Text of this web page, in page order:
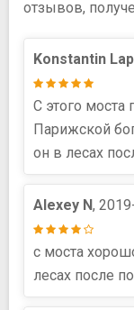
отзывов,
Konstantin
С этого моста
Парижской
он в лесах
Alexey N,
с моста
лесах после